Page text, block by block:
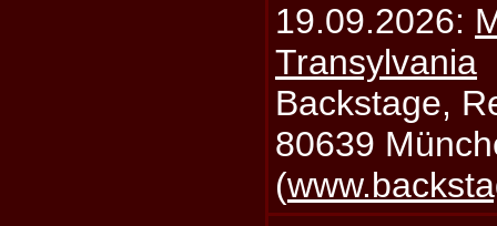
19.09.2026:
Transylvania
Backstage,
80639
(